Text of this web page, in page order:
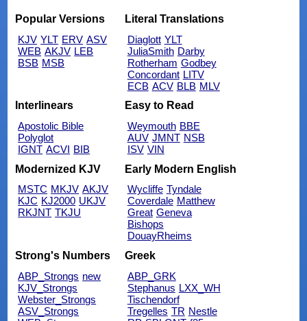
Popular Versions
KJV YLT ERV ASV
WEB AKJV LEB
BSB MSB
Literal Translations
Diaglott YLT
JuliaSmith Darby
Rotherham Godbey
Concordant LITV
ECB ACV BLB MLV
Interlinears
Apostolic Bible
Polyglot
IGNT ACVI BIB
Easy to Read
Weymouth BBE
AUV JMNT NSB
ISV VIN
Modernized KJV
MSTC MKJV AKJV
KJC KJ2000 UKJV
RKJNT TKJU
Early Modern English
Wycliffe Tyndale
Coverdale Matthew
Great Geneva
Bishops
DouayRheims
Strong's Numbers
ABP_Strongs new
KJV_Strongs
Webster_Strongs
ASV_Strongs
Greek
ABP_GRK
Stephanus LXX_WH
Tischendorf
Tregelles TR Nestle